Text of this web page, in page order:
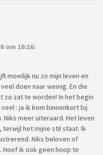
om 10:16:
moeilijk nu zo mijn leven en
doen naar weinig. En die
zo zat te worden! In het begin
: ja ik kom binnenkort bij
Niks meer uiteraard. Het leven
terwijl het mijne stil staat. Ik
Niks beloven of
ik ook geen hoop te